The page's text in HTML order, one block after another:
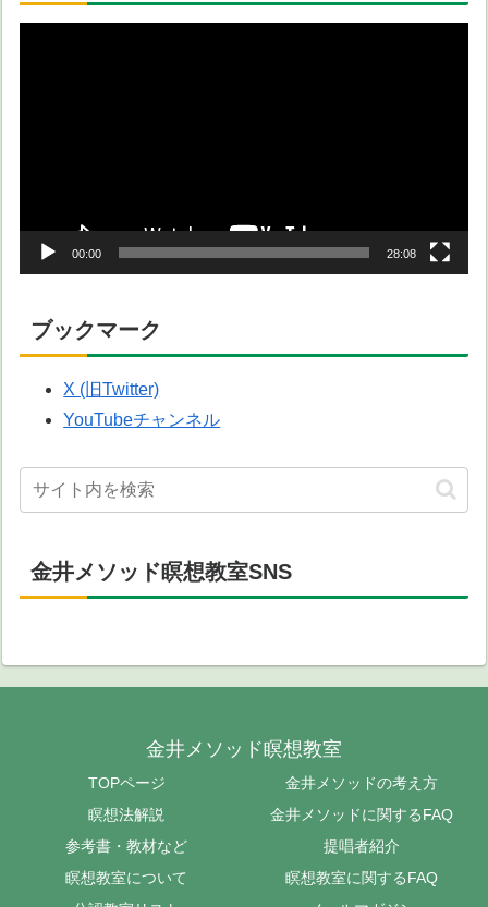
00:00 28:08
ブックマーク
X (旧Twitter)
YouTubeチャンネル
金井メソッド瞑想教室SNS
金井メソッド瞑想教室
TOPページ
金井メソッドの考え方
瞑想法解説
金井メソッドに関するFAQ
参考書・教材など
提唱者紹介
瞑想教室について
瞑想教室に関するFAQ